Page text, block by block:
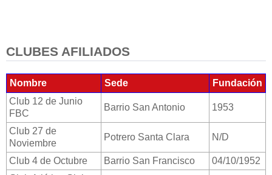
CLUBES AFILIADOS
Nombre Sede
Fundación
Club 12 de Junio
FBC
Barrio San Antonio 1953
Club 27 de
Noviembre
Potrero Santa Clara N/D
Club 4 de Octubre Barrio San Francisco
04/10/1952